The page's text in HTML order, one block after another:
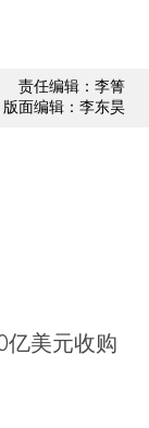
责任编辑：李箐
版面编辑：李东昊
亿美元收购